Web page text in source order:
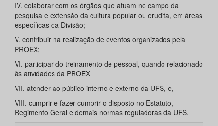
IV. colaborar com os órgãos que atuam no campo da
pesquisa e extensão da cultura popular ou erudita, em áreas
específicas da Divisão;
V. contribuir na realização de eventos organizados pela
PROEX;
VI. participar do treinamento de pessoal, quando relacionado
às atividades da PROEX;
VII. atender ao público interno e externo da UFS, e,
VIII. cumprir e fazer cumprir o disposto no Estatuto,
Regimento Geral e demais normas reguladoras da UFS.